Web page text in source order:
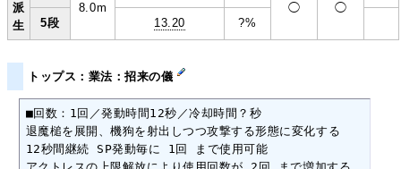
派
生
8.0m
◯
◯
5段
13.20 ?%
トップス：業法：招来の儀
■回数：1回／発動時間12秒／冷却時間？秒
退魔槌を展開、機狗を射出しつつ攻撃する形態に変化する
12秒間継続 SP発動毎に 1回 まで使用可能